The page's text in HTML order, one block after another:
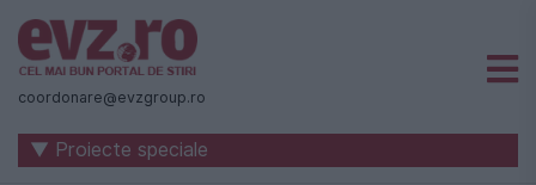
Știri
naționale
internaționale
coordonare@evzgroup.ro
▼ Proiecte speciale